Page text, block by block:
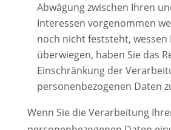
Abwägung zwischen Ihren
Interessen vorgenommen
noch nicht feststeht, wessen
überwiegen, haben Sie das
Einschränkung der
personenbezogenen Daten
Wenn Sie die Verarbeitung